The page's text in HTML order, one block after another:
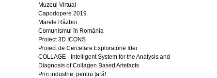
Muzeul Virtual
Capodopere 2019
Marele Război
Comunismul în România
Proiect 3D ICONS
Proiect de Cercetare Exploratorie Idei
COLLAGE - Intelligent System for the Analysis and
Diagnosis of Collagen Based Artefacts
Prin industrie, pentru țară!